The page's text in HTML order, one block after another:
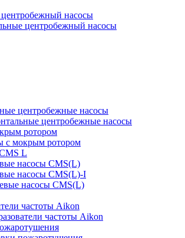
насосы
центробежный насосы
центробежные насосы
центробежные насосы
ротором
с мокрым ротором
L
насосы CMS(L)
насосы CMS(L)-I
насосы CMS(L)
частоты Aikon
частоты Aikon